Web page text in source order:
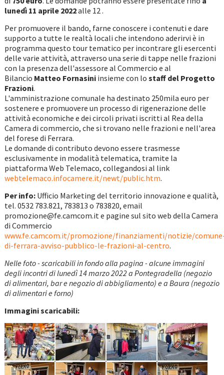
lunedì 11 aprile 2022alle 12 .
Per promuovere il bando, farne conoscere i contenuti e dare
supporto a tutte le realtà locali che intendono aderirvi è in
programma questo tour tematico per incontrare gli esercenti
delle varie attività, attraverso una serie di tappe nelle frazioni
con la presenza dell'assessore al Commercio e al
Bilancio Matteo Fornasiniinsieme con lo staff del Progetto
Frazioni.
L'amministrazione comunale ha destinato 250mila euro per
sostenere e promuovere un processo di rigenerazione delle
attività economiche e dei circoli privati iscritti al Rea della
Camera di commercio, che si trovano nelle frazioni e nell'area
del forese di Ferrara.
Le domande di contributo devono essere trasmesse
esclusivamente in modalità telematica, tramite la
piattaforma Web Telemaco, collegandosi al link
webtelemaco.infocamere.it/newt/public.htm.
Per info:Ufficio Marketing del territorio innovazione e qualità,
tel. 0532 783.821, 783813 o 783820, email
promozione@fe.camcom.it e pagine sul sito web della Camera
di Commercio
www.fe.camcom.it/promozione/finanziamenti/notizie/
di-ferrara-avviso-pubblico-le-frazioni-al-centro.
Nelle foto - scaricabili in fondo alla pagina - alcune immagini
degli incontri di lunedì 14 marzo 2022 a Pontegradella (negozio
di alimentari, bar e negozio di abbigliamento) e a Baura (negozio
di alimentari e forno)
Immagini scaricabili: